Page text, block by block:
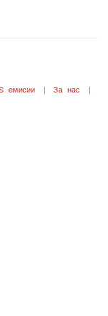
емисии | За нас
|